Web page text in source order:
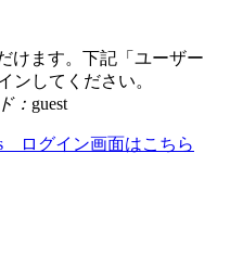
けます。下記「ユーザー
ンしてください。
： guest
ログイン画面はこちら